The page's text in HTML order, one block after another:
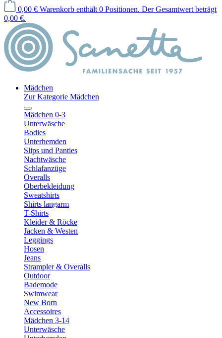
0,00 € Warenkorb enthält 0 Positionen. Der Gesamtwert beträgt
0,00 €.
Mädchen
Zur Kategorie Mädchen
Mädchen 0-3
Unterwäsche
Bodies
Unterhemden
Slips und Panties
Nachtwäsche
Schlafanzüge
Overalls
Oberbekleidung
Sweatshirts
Shirts langarm
T-Shirts
Kleider & Röcke
Jacken & Westen
Leggings
Hosen
Jeans
Strampler & Overalls
Outdoor
Bademode
Swimwear
New Born
Accessoires
Mädchen 3-14
Unterwäsche